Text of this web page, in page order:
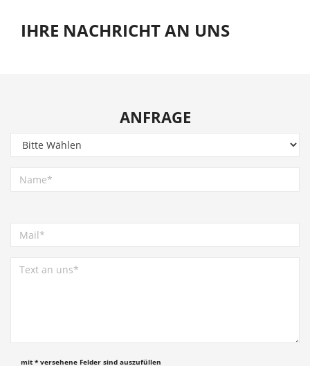
IHRE NACHRICHT AN UNS
ANFRAGE
mit * versehene Felder sind auszufüllen